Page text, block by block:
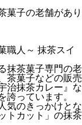
菓子の老舗があり
職人～ 抹茶スイ
抹茶菓子専門の老
茶菓子などの販売
治抹茶カレー』な
誇っています。
気のきっかけとな
トカット」の抹茶